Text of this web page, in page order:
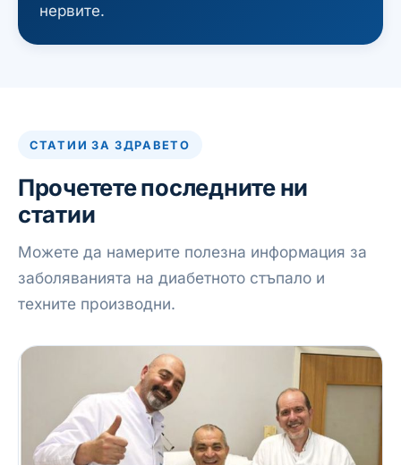
нервите.
СТАТИИ ЗА ЗДРАВЕТО
Прочетете последните ни
статии
Можете да намерите полезна информация за
заболяванията на диабетното стъпало и
техните производни.